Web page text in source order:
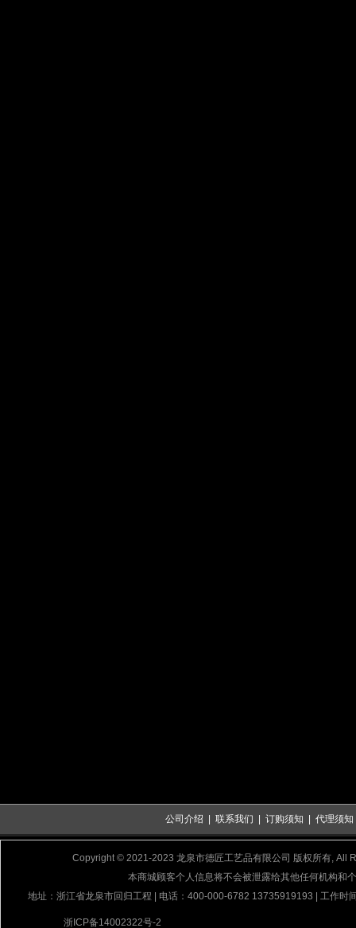
公司介绍 联系我们 订购须知 代理须知
Copyright © 2021-2023 龙泉市德匠工艺品有限公司 版权所有, All
本商城顾客个人信息将不会被泄露给其他任何机构和
地址：浙江省龙泉市回归工程 | 电话：400-000-6782 13735919193 | 工作时
浙ICP备14002322号-2